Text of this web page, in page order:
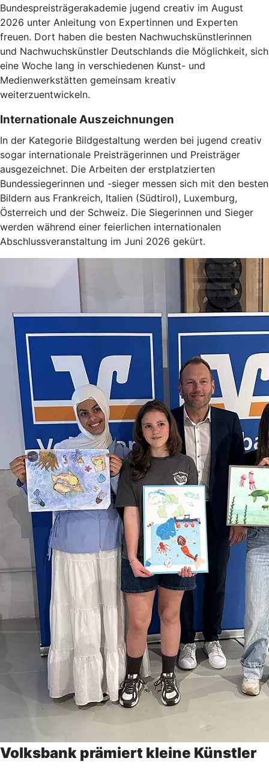
Bundespreisträgerakademie jugend creativ im August
2026 unter Anleitung von Expertinnen und Experten
freuen. Dort haben die besten Nachwuchskünstlerinnen
und Nachwuchskünstler Deutschlands die Möglichkeit, sich
eine Woche lang in verschiedenen Kunst- und
Medienwerkstätten gemeinsam kreativ
weiterzuentwickeln.
Internationale Auszeichnungen
In der Kategorie Bildgestaltung werden bei jugend creativ
sogar internationale Preisträgerinnen und Preisträger
ausgezeichnet. Die Arbeiten der erstplatzierten
Bundessiegerinnen und -sieger messen sich mit den besten
Bildern aus Frankreich, Italien (Südtirol), Luxemburg,
Österreich und der Schweiz. Die Siegerinnen und Sieger
werden während einer feierlichen internationalen
Abschlussveranstaltung im Juni 2026 gekürt.
Volksbank prämiert kleine Künstler